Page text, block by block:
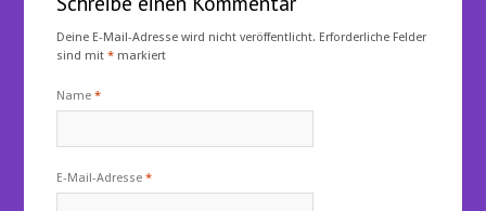
Deine E-Mail-Adresse wird nicht veröffentlicht. Erforderliche Felder
sind mit* markiert
Name*
E-Mail-Adresse*